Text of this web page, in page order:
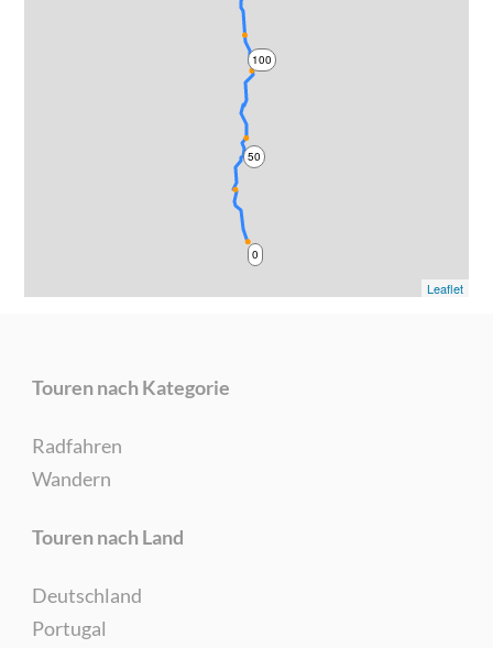
0
50
100
Leaflet
Touren nach Kategorie
Radfahren
Wandern
Touren nach Land
Deutschland
Portugal